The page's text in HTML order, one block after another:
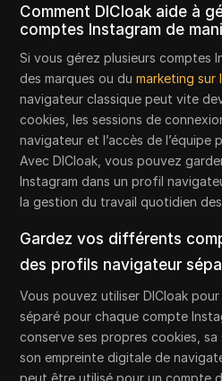
Comment DICloak aide à
comptes Instagram de
Si vous gérez plusieurs comptes
des marques ou dumarketing sur
navigateur classique peut vite
cookies, les sessions de
navigateur et l’accès de l’équipe
Avec DICloak, vous pouvez
Instagram dans un profil
la gestion du travail quotidien
Gardez vos différents
des profils navigateur
Vous pouvez utiliser DICloak
séparé pour chaque compte
conserve ses propres cookies,
son empreinte digitale de
peut être utilisé pour un compte